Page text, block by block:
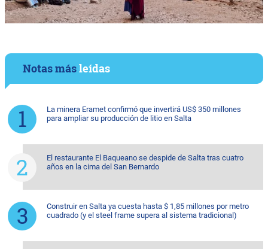
Notas másleídas
La minera Eramet confirmó que invertirá US$ 350 millones
para ampliar su producción de litio en Salta
El restaurante El Baqueano se despide de Salta tras cuatro
años en la cima del San Bernardo
Construir en Salta ya cuesta hasta $ 1,85 millones por metro
cuadrado (y el steel frame supera al sistema tradicional)